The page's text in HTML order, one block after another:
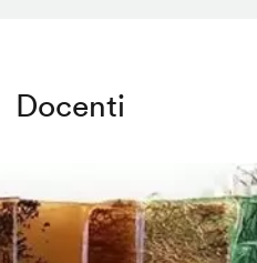
Docenti